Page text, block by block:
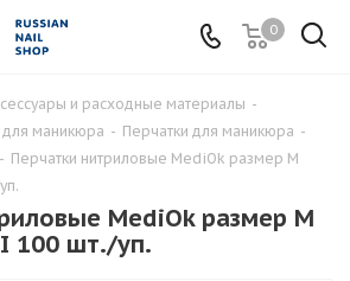
0
и расходные материалы -
маникюра - Перчатки для маникюра -
- Перчатки нитриловые MediOk размер M
MediOk размер M
100 шт./уп.